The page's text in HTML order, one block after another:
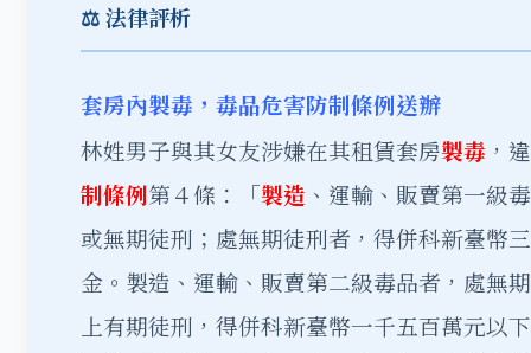
⚖️ 法律評析
套房內製毒，毒品危害防制條例送辦
林姓男子與其女友涉嫌在其租賃套房製毒 ，
制條例第４條：「製造 、運輸、販賣第一級
或無期徒刑；處無期徒刑者，得併科新臺幣
金。製造、運輸、販賣第二級毒品者，處無
上有期徒刑，得併科新臺幣一千五百萬元以